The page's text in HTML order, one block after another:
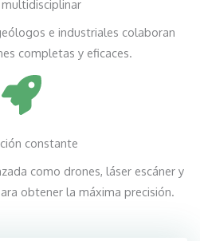
e industriales colaboran
completas y eficaces.
constante
como drones, láser escáner y
obtener la máxima precisión.